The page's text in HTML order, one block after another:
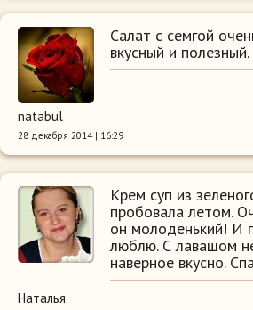
Салат с семгой
вкусный и полезный.
natabul
28 декабря 2014 | 16:29
Крем суп из
пробовала летом.
он молоденький! И
люблю. С лавашом
наверное вкусно.
Наталья